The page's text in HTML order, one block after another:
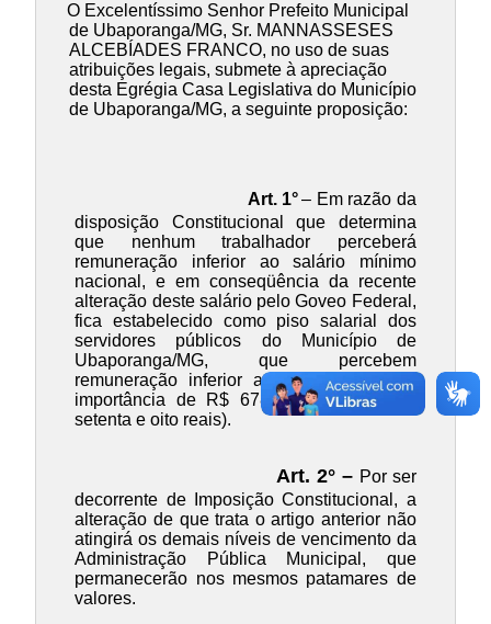
O Excelentíssimo Senhor Prefeito Municipal
de Ubaporanga/MG, Sr. MANNASSESES
ALCEBÍADES FRANCO, no uso de suas
atribuições legais, submete à apreciação
desta Egrégia Casa Legislativa do Município
de Ubaporanga/MG, a seguinte proposição:
Art. 1°– Em razão da
disposição Constitucional que determina
que nenhum trabalhador perceberá
remuneração inferior ao salário mínimo
nacional, e em conseqüência da recente
alteração deste salário pelo Goveo Federal,
fica estabelecido como piso salarial dos
servidores públicos do Município de
Ubaporanga/MG, que percebem
remuneração inferior ao mínimo legal, a
importância de R$ 678,00 (Seiscentos e
setenta e oito reais).
Art. 2° – Por ser
decorrente de Imposição Constitucional, a
alteração de que trata o artigo anterior não
atingirá os demais níveis de vencimento da
Administração Pública Municipal, que
permanecerão nos mesmos patamares de
valores.